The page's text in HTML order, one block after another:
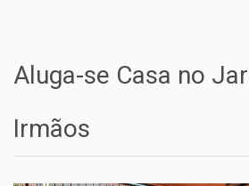
Aluga-se Casa no
Irmãos